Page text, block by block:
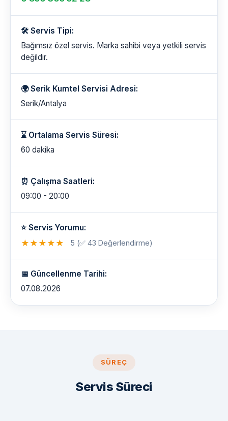
🛠️ Servis Tipi:
Bağımsız özel servis. Marka sahibi veya yetkili servis
değildir.
🌍 Serik Kumtel Servisi Adresi:
Serik/Antalya
⌛ Ortalama Servis Süresi:
60 dakika
⏰ Çalışma Saatleri:
09:00 - 20:00
⭐ Servis Yorumu:
★ ★ ★ ★ ★ 5 (✅ 43 Değerlendirme)
📅 Güncellenme Tarihi:
07.08.2026
SÜREÇ
Servis Süreci